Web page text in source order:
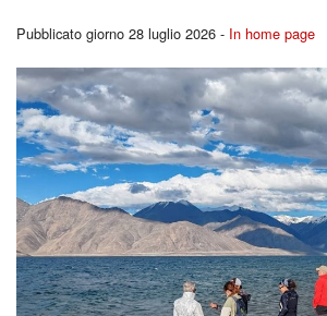
Pregare la Parola
Storia
Contatti
Pubblicato giorno 28 luglio 2026 - In home page